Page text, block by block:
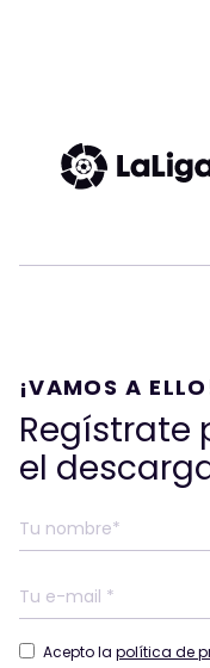
¡VAMOS A
Regístrate
el
Acepto la política de